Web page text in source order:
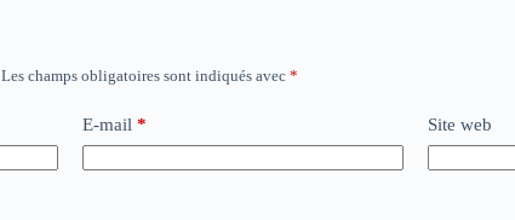
Les champs obligatoires sont indiqués avec *
E-mail * Site web